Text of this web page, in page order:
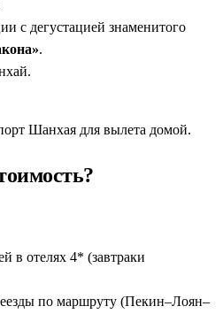
с дегустацией знаменитого
.
Шанхая для вылета домой.
в отелях 4* (завтраки
по маршруту (Пекин–Лоян–